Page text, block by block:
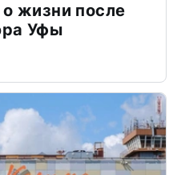
жизни после
Уфы